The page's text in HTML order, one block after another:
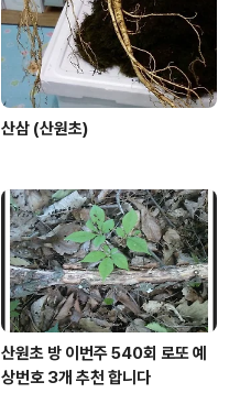
산삼 (산원초)
산원초 방 이번주 540회 로또 예
상번호 3개 추천 합니다